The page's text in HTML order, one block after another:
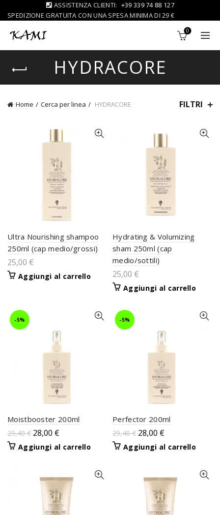
ASSISTENZA CLIENTI: +39 339 74 88 127
SPEDIZIONE GRATUITA CON UNA SPESA MINIMA DI 29 €
0
HYDRACORE
Home Cerca per linea HYDRACORE FILTRI
Ultra Nourishing shampoo
250ml (cap medio/grossi)
25,00 €
Aggiungi al carrello
Hydrating & Volumizing
sham 250ml (cap
medio/sottili)
25,00 €
Aggiungi al carrello
-5%
Moistbooster 200ml
29,40€ 28,00 €
Aggiungi al carrello
-5%
Perfector 200ml
29,40€ 28,00 €
Aggiungi al carrello